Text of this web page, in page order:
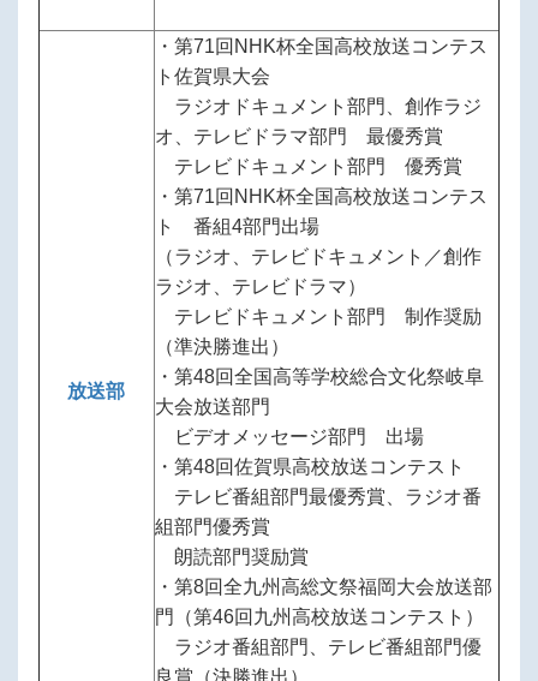
放送部
・第71回NHK杯全国高校放送コンテス
ト佐賀県大会
ラジオドキュメント部門、創作ラジ
オ、テレビドラマ部門 最優秀賞
テレビドキュメント部門 優秀賞
・第71回NHK杯全国高校放送コンテス
ト 番組4部門出場
（ラジオ、テレビドキュメント／創作
ラジオ、テレビドラマ）
テレビドキュメント部門 制作奨励
（準決勝進出）
・第48回全国高等学校総合文化祭岐阜
大会放送部門
ビデオメッセージ部門 出場
・第48回佐賀県高校放送コンテスト
テレビ番組部門最優秀賞、ラジオ番
組部門優秀賞
朗読部門奨励賞
・第8回全九州高総文祭福岡大会放送部
門（第46回九州高校放送コンテスト）
ラジオ番組部門、テレビ番組部門優
良賞（決勝進出）